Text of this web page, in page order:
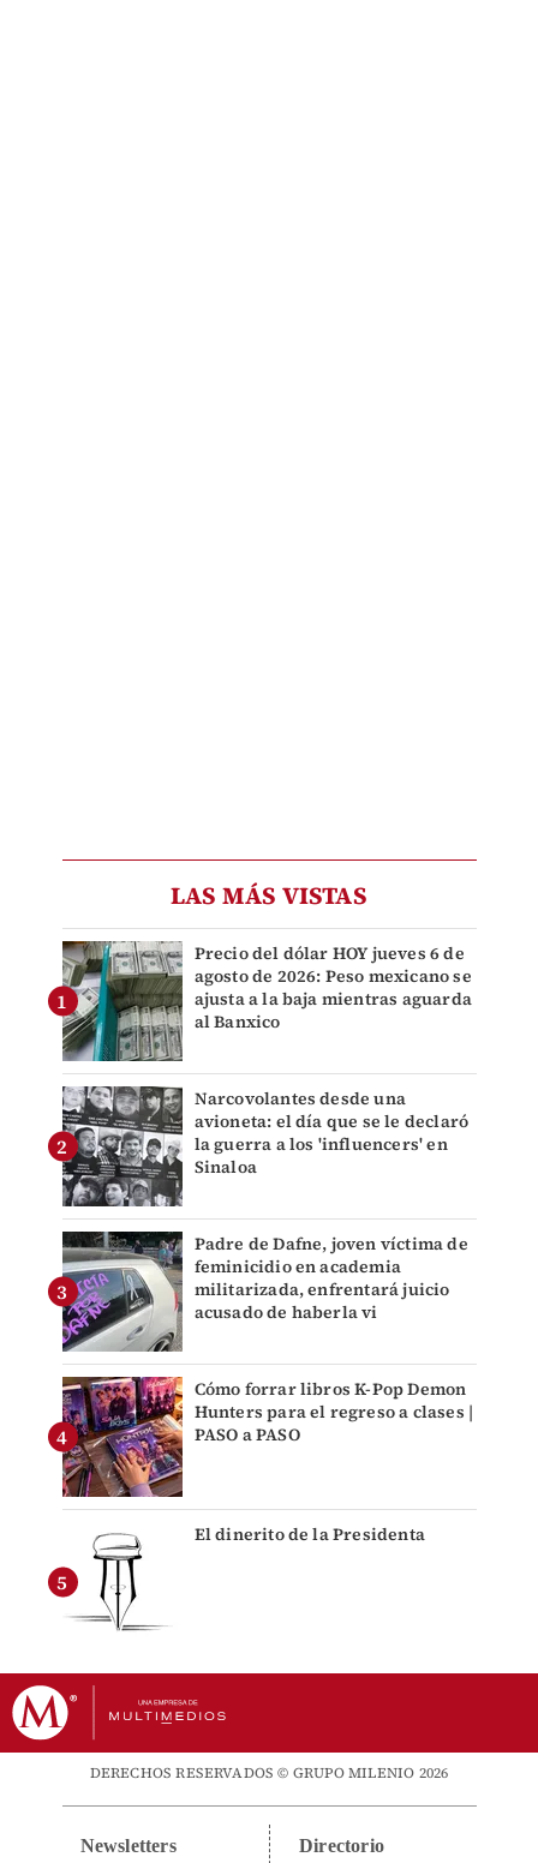
LAS MÁS VISTAS
Precio del dólar HOY jueves 6 de
agosto de 2026: Peso mexicano se
ajusta a la baja mientras aguarda
al Banxico
Narcovolantes desde una
avioneta: el día que se le declaró
la guerra a los 'influencers' en
Sinaloa
Padre de Dafne, joven víctima de
feminicidio en academia
militarizada, enfrentará juicio
acusado de haberla vi
Cómo forrar libros K-Pop Demon
Hunters para el regreso a clases |
PASO a PASO
El dinerito de la Presidenta
DERECHOS RESERVADOS © GRUPO MILENIO 2026
Newsletters Directorio